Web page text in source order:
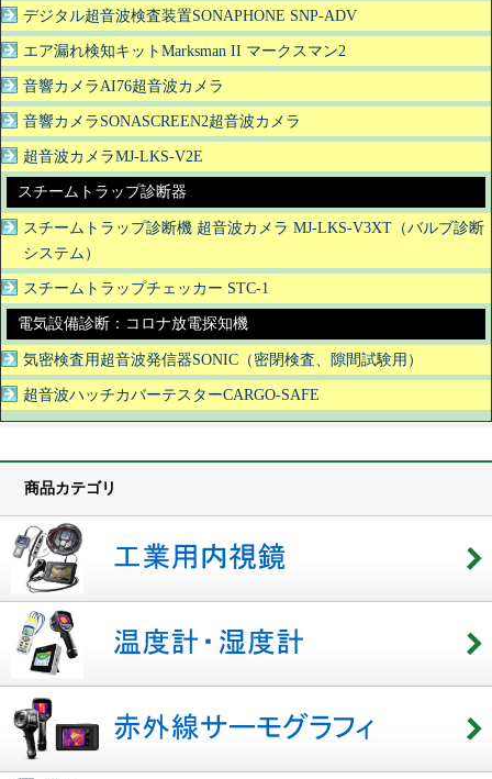
デジタル超音波検査装置SONAPHONE SNP-ADV
エア漏れ検知キットMarksman II マークスマン2
音響カメラAI76超音波カメラ
音響カメラSONASCREEN2超音波カメラ
超音波カメラMJ-LKS-V2E
スチームトラップ診断器
スチームトラップ診断機 超音波カメラ MJ-LKS-V3XT（バルブ診断
システム）
スチームトラップチェッカー STC-1
電気設備診断：コロナ放電探知機
気密検査用超音波発信器SONIC（密閉検査、隙間試験用）
超音波ハッチカバーテスターCARGO-SAFE
商品カテゴリ